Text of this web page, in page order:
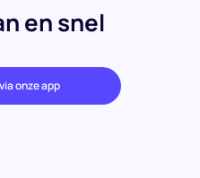
en snel
onze app